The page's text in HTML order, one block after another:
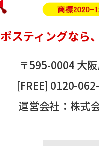
ポスティングなら、
〒595-0004 大
[FREE] 0120-
運営会社：株式